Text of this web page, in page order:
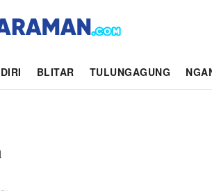
BLITAR TULUNGAGUNG